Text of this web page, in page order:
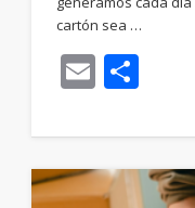
cartón sea …
Email